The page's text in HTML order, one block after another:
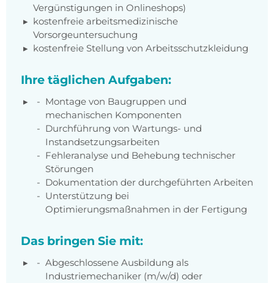
Vergünstigungen in Onlineshops)
kostenfreie arbeitsmedizinische
Vorsorgeuntersuchung
kostenfreie Stellung von Arbeitsschutzkleidung
Ihre täglichen Aufgaben:
Montage von Baugruppen und
mechanischen Komponenten
Durchführung von Wartungs- und
Instandsetzungsarbeiten
Fehleranalyse und Behebung technischer
Störungen
Dokumentation der durchgeführten Arbeiten
Unterstützung bei
Optimierungsmaßnahmen in der Fertigung
Das bringen Sie mit:
Abgeschlossene Ausbildung als
Industriemechaniker (m/w/d) oder